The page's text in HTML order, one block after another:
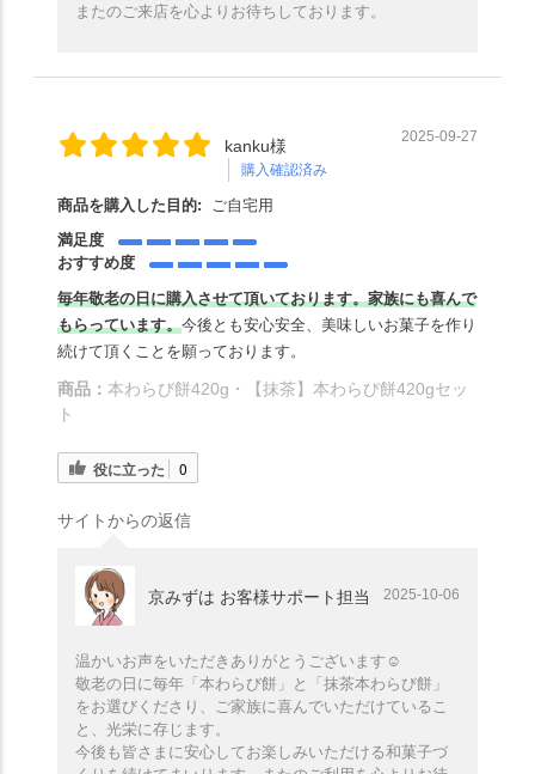
またのご来店を心よりお待ちしております。
kanku様
購入確認済み
2025-09-27
商品を購入した目的:
ご自宅用
満足度
おすすめ度
毎年敬老の日に購入させて頂いております。家族にも喜んで
もらっています。今後とも安心安全、美味しいお菓子を作り
続けて頂くことを願っております。
商品： 本わらび餅420g・【抹茶】本わらび餅420gセッ
ト
役に立った 0
サイトからの返信
京みずは お客様サポート担当 2025-10-06
温かいお声をいただきありがとうございます☺️
敬老の日に毎年「本わらび餅」と「抹茶本わらび餅」
をお選びくださり、ご家族に喜んでいただけているこ
と、光栄に存じます。
今後も皆さまに安心してお楽しみいただける和菓子づ